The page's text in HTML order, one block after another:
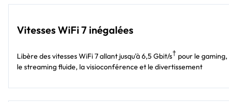
Vitesses WiFi 7 inégalées
Libère des vitesses WiFi 7 allant jusqu'à 6,5 Gbit/s† pour le gaming,
le streaming fluide, la visioconférence et le divertissement